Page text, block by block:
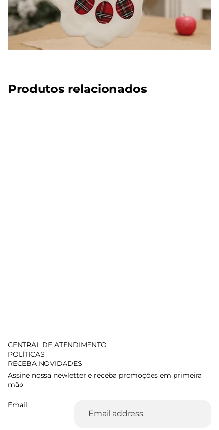
Produtos relacionados
CENTRAL DE ATENDIMENTO
POLÍTICAS
RECEBA NOVIDADES
Assine nossa newletter e receba promoções em primeira
mão
Email